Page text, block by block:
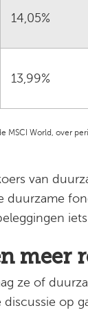
14,05%
13,99%
World, over
van
meer
ze of
op